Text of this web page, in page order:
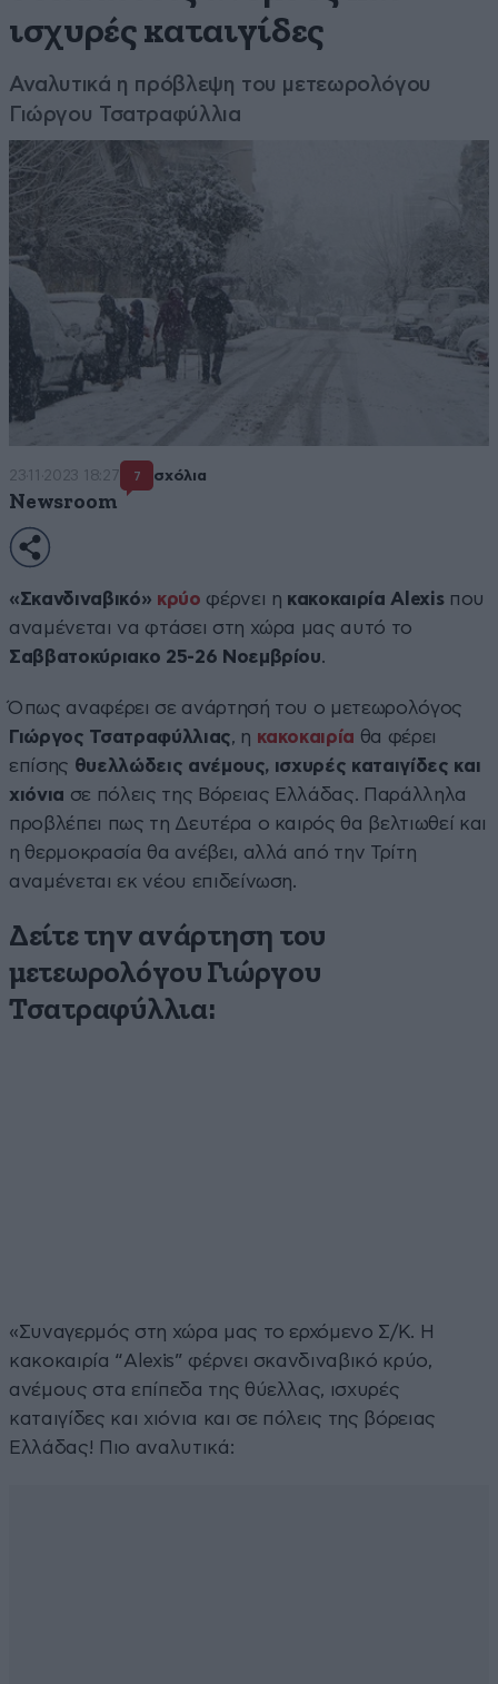
ισχυρές καταιγίδες
Αναλυτικά η πρόβλεψη του μετεωρολόγου
Γιώργου Τσατραφύλλια
23·11·2023 18:27 7 σχόλια
Newsroom
«Σκανδιναβικό» κρύο φέρνει η κακοκαιρία Alexisπου
αναμένεται να φτάσει στη χώρα μας αυτό το
Σαββατοκύριακο 25-26 Νοεμβρίου.
Όπως αναφέρει σε ανάρτησή του ο μετεωρολόγος
Γιώργος Τσατραφύλλιας, η κακοκαιρία θα φέρει
επίσης θυελλώδεις ανέμους, ισχυρές καταιγίδες και
χιόνια σε πόλεις της Βόρειας Ελλάδας. Παράλληλα
προβλέπει πως τη Δευτέρα ο καιρός θα βελτιωθεί και
η θερμοκρασία θα ανέβει, αλλά από την Τρίτη
αναμένεται εκ νέου επιδείνωση.
Δείτε την ανάρτηση του
μετεωρολόγου Γιώργου
Τσατραφύλλια:
«Συναγερμός στη χώρα μας το ερχόμενο Σ/Κ. Η
κακοκαιρία “Alexis” φέρνει σκανδιναβικό κρύο,
ανέμους στα επίπεδα της θύελλας, ισχυρές
καταιγίδες και χιόνια και σε πόλεις της βόρειας
Ελλάδας! Πιο αναλυτικά: